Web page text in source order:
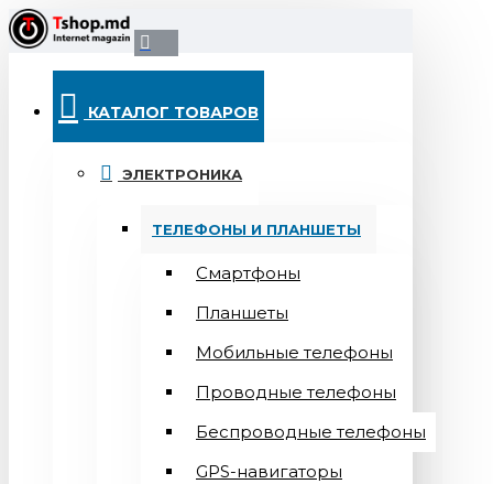
КАТАЛОГ ТОВАРОВ
ЭЛЕКТРОНИКА
ТЕЛЕФОНЫ И ПЛАНШЕТЫ
Смартфоны
Планшеты
Мобильные телефоны
Проводные телефоны
Беспроводные телефоны
GPS-навигаторы